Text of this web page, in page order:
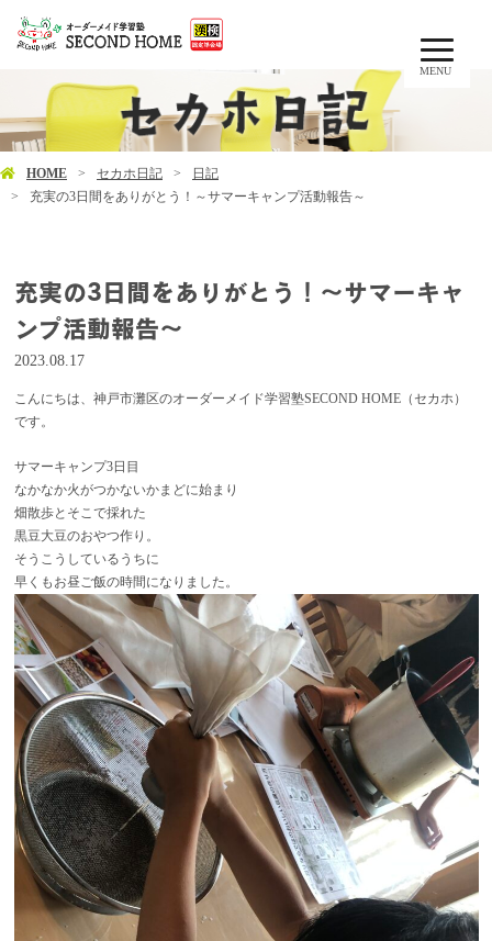
MENU
HOME セカホ日記
日記
充実の3日間をありがとう！～サマーキャンプ活動報告～
充実の3日間をありがとう！～サマーキャ
ンプ活動報告～
2023.08.17
こんにちは、神戸市灘区のオーダーメイド学習塾SECOND HOME（セカホ）
です。
サマーキャンプ3日目
なかなか火がつかないかまどに始まり
畑散歩とそこで採れた
黒豆大豆のおやつ作り。
そうこうしているうちに
早くもお昼ご飯の時間になりました。